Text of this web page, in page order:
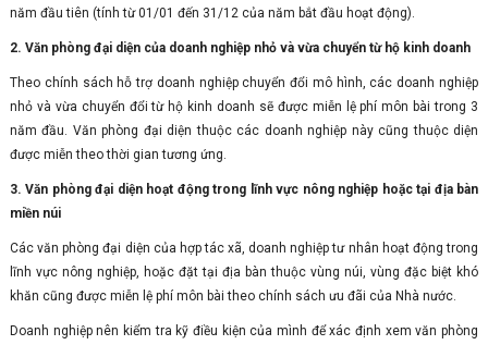
năm đầu tiên (tính từ 01/01 đến 31/12 của năm bắt đầu hoạt động).
2. Văn phòng đại diện của doanh nghiệp nhỏ và vừa chuyển từ hộ kinh doanh
Theo chính sách hỗ trợ doanh nghiệp chuyển đổi mô hình, các doanh nghiệp
nhỏ và vừa chuyển đổi từ hộ kinh doanh sẽ được miễn lệ phí môn bài trong 3
năm đầu. Văn phòng đại diện thuộc các doanh nghiệp này cũng thuộc diện
được miễn theo thời gian tương ứng.
3. Văn phòng đại diện hoạt động trong lĩnh vực nông nghiệp hoặc tại địa bàn
miền núi
Các văn phòng đại diện của hợp tác xã, doanh nghiệp tư nhân hoạt động trong
lĩnh vực nông nghiệp, hoặc đặt tại địa bàn thuộc vùng núi, vùng đặc biệt khó
khăn cũng được miễn lệ phí môn bài theo chính sách ưu đãi của Nhà nước.
Doanh nghiệp nên kiểm tra kỹ điều kiện của mình để xác định xem văn phòng